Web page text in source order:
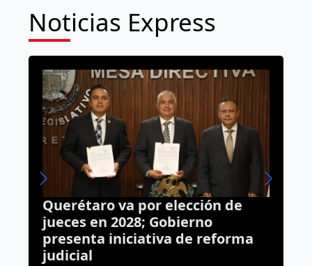
Noticias Express
Luto en la Fiscalía de Querétaro:
muere elemento de la Policía de
Investigación tras accidente en
su casa